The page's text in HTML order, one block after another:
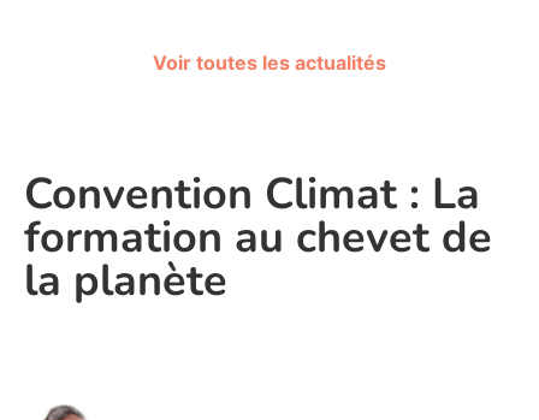
Voir toutes les actualités
Convention Climat : La
formation au chevet de
la planète